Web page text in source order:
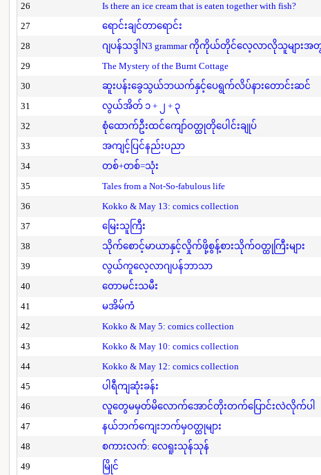
26
Is there an ice cream that is eaten together with fish?
27
ရောင်းချင်တာရောင်း
28
ဂျပန်သဒ္ဒါN3 grammar ကိုကိုယ်တိုင်လေ့လာလိုသူများ
29
The Mystery of the Burnt Cottage
30
ဆူးပန်းခွေသွယ်ဘယက်နှင့်ပေရွက်လိပ်နားတောင်းဆင်
31
လွယ်အိတ် ၁ + ၂ + ၃
32
စုံထောက်ဦးထင်ကျော်ဝတ္ထုတိုပေါင်းချုပ်
33
အကျင့်ပြင်နည်းပညာ
34
တစ်+တစ်=သုံး
35
Tales from a Not-So-fabulous life
36
Kokko & May 13: comics collection
37
မြေးသူကြီး
38
သိုက်စောင့်မာယာနှင့်လှိုက်ဖို့စွန့်စားသိုက်ဝတ္ထုကြီးများ
39
လွယ်ကူလေ့လာဂျပန်ဘာသာ
40
တောမင်းသမီး
41
မအိမ်ကံ
42
Kokko & May 5: comics collection
43
Kokko & May 10: comics collection
44
Kokko & May 12: comics collection
45
ပါရီကျဆုံးခန်း
46
လူတွေမမှတ်မိလောက်အောင်တိုးတက်ပြောင်းလဲလိုက်ပါ
47
နယ်ဘက်ကျေးဘက်မှဝတ္ထုများ
48
စကားလက်: လေရူးသုန်သုန်
49
မြိုင်